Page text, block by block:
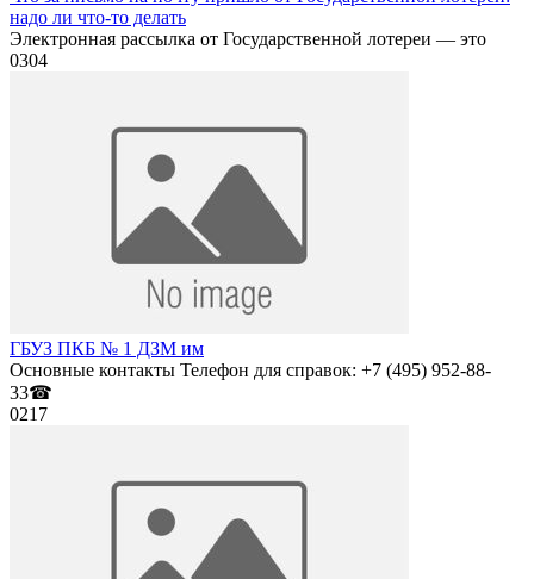
надо ли что-то делать
Электронная рассылка от Государственной лотереи — это
0304
ГБУЗ ПКБ № 1 ДЗМ им
Основные контакты Телефон для справок: +7 (495) 952-88-
33☎
0217